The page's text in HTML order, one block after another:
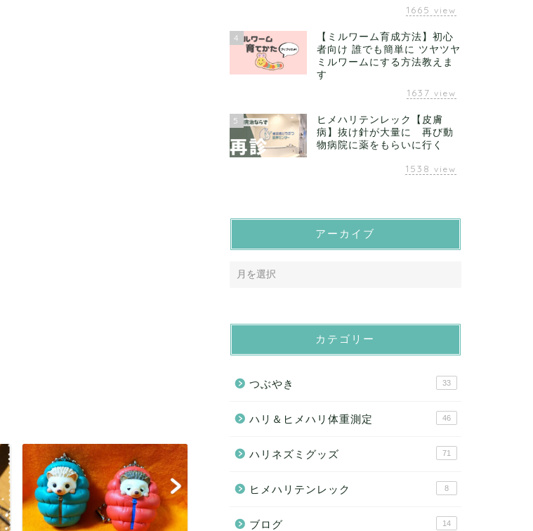
1665 view
4
【ミルワーム育成方法】初心
者向け 誰でも簡単に ツヤツヤ
ミルワームにする方法教えま
す
1637 view
5
ヒメハリテンレック【皮膚
病】抜け針が大量に 再び動
物病院に薬をもらいに行く
1538 view
アーカイブ
カテゴリー
つぶやき 33
ハリ＆ヒメハリ体重測定 46
ハリネズミグッズ 71
ヒメハリテンレック 8
ブログ 14